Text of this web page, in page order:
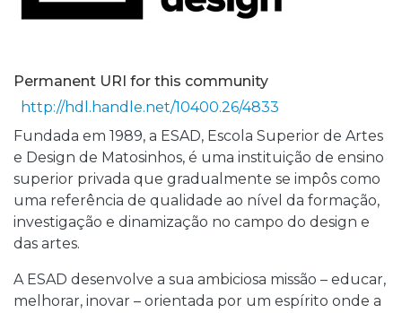
Permanent URI for this community
http://hdl.handle.net/10400.26/4833
Fundada em 1989, a ESAD, Escola Superior de Artes
e Design de Matosinhos, é uma instituição de ensino
superior privada que gradualmente se impôs como
uma referência de qualidade ao nível da formação,
investigação e dinamização no campo do design e
das artes.
A ESAD desenvolve a sua ambiciosa missão – educar,
melhorar, inovar – orientada por um espírito onde a